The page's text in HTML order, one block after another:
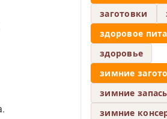
заготовки
здоровое
здоровье
зимние
зимние
зимние